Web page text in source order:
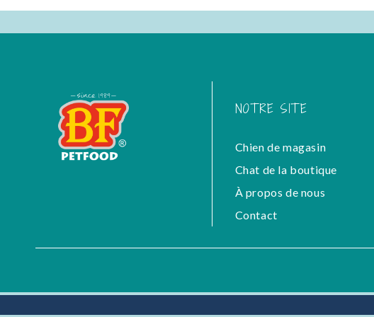
NOTRE SITE
Chien de magasin
Chat de la boutique
À propos de nous
Contact